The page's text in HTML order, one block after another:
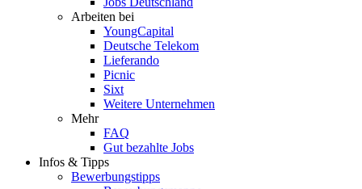
Arbeiten bei
YoungCapital
Deutsche Telekom
Lieferando
Picnic
Sixt
Weitere Unternehmen
Mehr
FAQ
Gut bezahlte Jobs
Infos & Tipps
Bewerbungstipps